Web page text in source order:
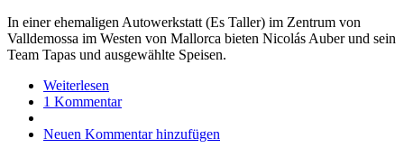
In einer ehemaligen Autowerkstatt (Es Taller) im Zentrum von
Valldemossa im Westen von Mallorca bieten Nicolás Auber und sein
Team Tapas und ausgewählte Speisen.
Weiterlesen
Es
Valldemossa
1 Kommentar
Neuen Kommentar hinzufügen